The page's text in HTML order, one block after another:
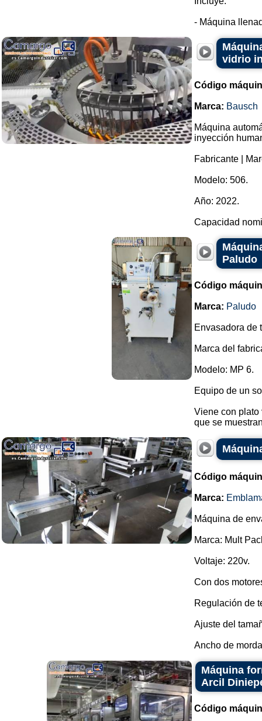
- Máquina
vidrio
Código
Marca: Bausch
Máquina
inyección
Fabricante |
Modelo: 506.
Año: 2022.
Capacidad
Paludo
Código
Marca: Paludo
Envasadora de
Marca del
Modelo: MP 6.
Equipo de un
Viene con plato
que se
Código
Marca:
Máquina de
Marca: Mult
Voltaje: 220v.
Con dos
Regulación de
Ajuste del
Ancho de
Máquina
Arcil
Código